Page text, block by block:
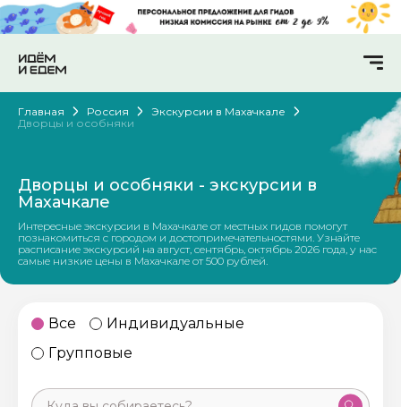
Главная Россия
Экскурсии в Махачкале
Дворцы и особняки
Дворцы и особняки - экскурсии в
Махачкале
Интересные экскурсии в Махачкале от местных гидов помогут
познакомиться с городом и достопримечательностями. Узнайте
расписание экскурсий на август, сентябрь, октябрь 2026 года, у нас
самые низкие цены в Махачкале от 500 рублей.
Все
Индивидуальные
Групповые